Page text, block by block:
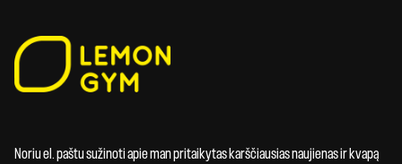
Noriu el. paštu sužinoti apie man pritaikytas karščiausias naujienas ir kvapą